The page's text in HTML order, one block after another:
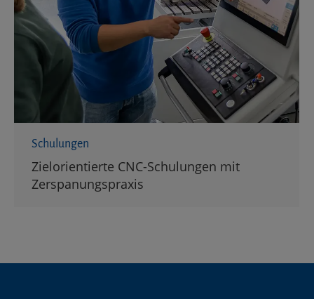
Schulungen
Zielorientierte CNC-Schulungen mit
Zerspanungspraxis